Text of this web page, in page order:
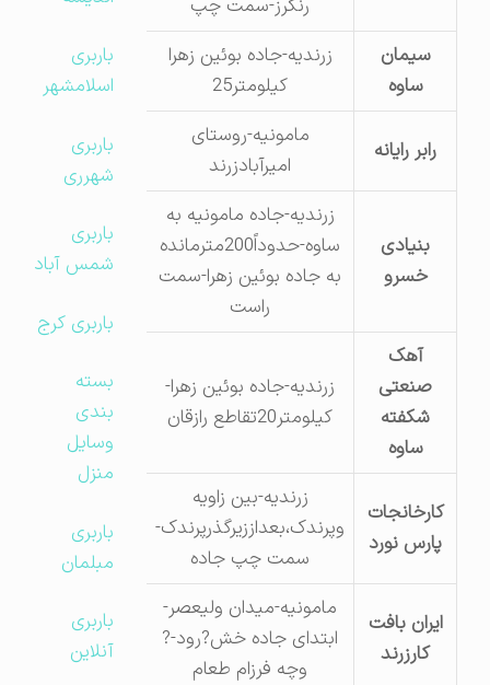
رنگرز-سمت چپ
سیمان
ساوه
زرندیه-جاده بوئین زهرا
کیلومتر25
رابر رایانه
مامونیه-روستای
امیرآبادزرند
5222696
بنیادی
خسرو
زرندیه-جاده مامونیه به
ساوه-حدوداً200مترمانده
به جاده بوئین زهرا-سمت
راست
45229910
آهک
صنعتی
شکفته
ساوه
زرندیه-جاده بوئین زهرا-
کیلومتر20تقاطع رازقان
کارخانجات
پارس نورد
زرندیه-بین زاویه
وپرندک،بعداززیرگذرپرندک-
سمت چپ جاده
ایران بافت
کارزرند
مامونیه-میدان ولیعصر-
ابتدای جاده خش?رود-?
وچه فرزام طعام
باربری
اسلامشهر
باربری
شهرری
باربری
شمس آباد
باربری کرج
بسته
بندی
وسایل
منزل
باربری
مبلمان
باربری
آنلاین